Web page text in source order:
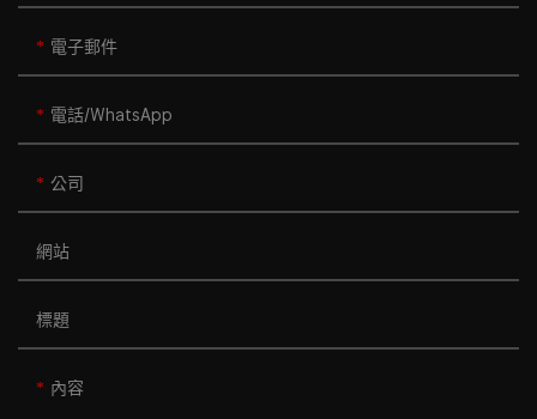
電子郵件
電話/WhatsApp
公司
網站
標題
內容